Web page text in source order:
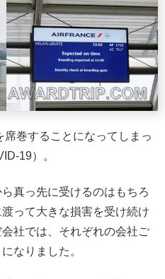
巻することになってしまっ
19）。
真っ先に受けるのはもちろ
って大きな損害を受け続け
社では、それぞれの会社ご
なりました。